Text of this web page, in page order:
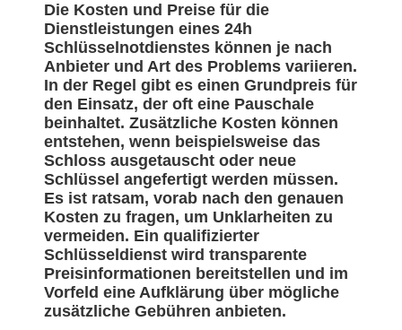
Die Kosten und Preise für die
Dienstleistungen eines 24h
Schlüsselnotdienstes können je nach
Anbieter und Art des Problems variieren.
In der Regel gibt es einen Grundpreis für
den Einsatz, der oft eine Pauschale
beinhaltet. Zusätzliche Kosten können
entstehen, wenn beispielsweise das
Schloss ausgetauscht oder neue
Schlüssel angefertigt werden müssen.
Es ist ratsam, vorab nach den genauen
Kosten zu fragen, um Unklarheiten zu
vermeiden. Ein qualifizierter
Schlüsseldienst wird transparente
Preisinformationen bereitstellen und im
Vorfeld eine Aufklärung über mögliche
zusätzliche Gebühren anbieten.